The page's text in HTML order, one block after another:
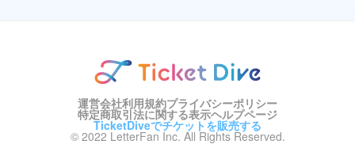
運営会社利用規約プライバシーポリシー
特定商取引法に関する表示ヘルプページ
TicketDiveでチケットを販売する
© 2022 LetterFan Inc. All Rights Reserved.